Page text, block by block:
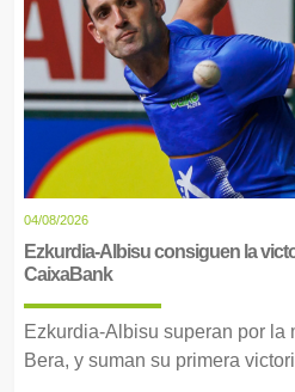
04/08/2026
Ezkurdia-Albisu consiguen la
CaixaBank
Ezkurdia-Albisu superan por la
Bera, y suman su primera